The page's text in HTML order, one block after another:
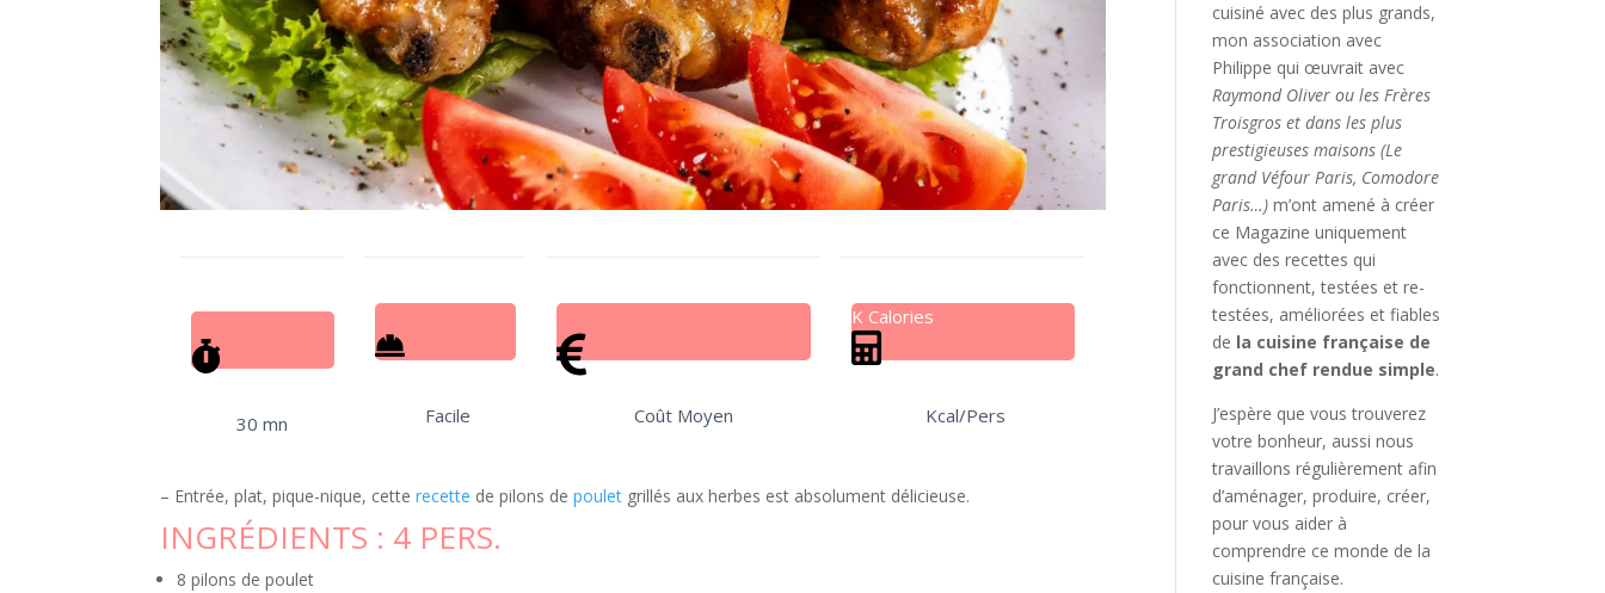
30 mn Facile Coût Moyen
K Calories
Kcal/Pers
– Entrée, plat, pique-nique, cetterecette de pilons depoulet grillés aux herbes est absolument délicieuse.
INGRÉDIENTS : 4 PERS.
8 pilons de poulet
cuisiné avec des plus grands,
mon association avec
Philippe qui œuvrait avec
Raymond Oliver ou les Frères
Troisgros et dans les plus
prestigieuses maisons (Le
grand Véfour Paris, Comodore
Paris…) m’ont amené à créer
ce Magazine uniquement
avec des recettes qui
fonctionnent, testées et re-
testées, améliorées et fiables
de la cuisine française de
grand chef rendue simple.
J’espère que vous trouverez
votre bonheur, aussi nous
travaillons régulièrement afin
d’aménager, produire, créer,
pour vous aider à
comprendre ce monde de la
cuisine française.